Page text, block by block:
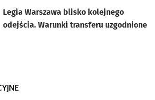
Legia Warszawa blisko kolejnego
odejścia. Warunki transferu uzgodnione